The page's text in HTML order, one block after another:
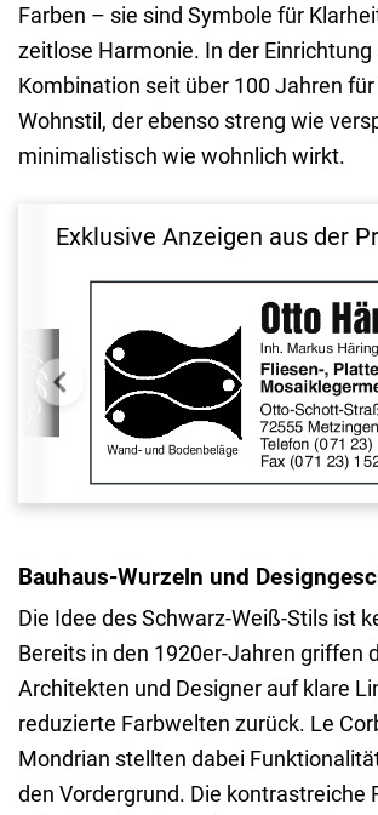
Farben – sie sind Symbole für
zeitlose Harmonie. In der Einrichtung
Kombination seit über 100 Jahren für
Wohnstil, der ebenso streng wie
minimalistisch wie wohnlich wirkt.
Exklusive Anzeigen aus der
Bauhaus-Wurzeln und
Die Idee des Schwarz-Weiß-Stils ist
Bereits in den 1920er-Jahren griffen
Architekten und Designer auf klare
reduzierte Farbwelten zurück. Le
Mondrian stellten dabei
den Vordergrund. Die kontrastreiche